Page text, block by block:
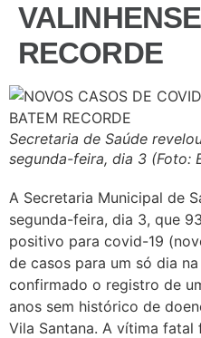
RECORDE
Secretaria de Saúde
segunda-feira, dia 3 (Foto:
A Secretaria Municipal de
segunda-feira, dia 3, que
positivo para covid-19
de casos para um só dia
confirmado o registro de
anos sem histórico de
Vila Santana. A vítima fatal